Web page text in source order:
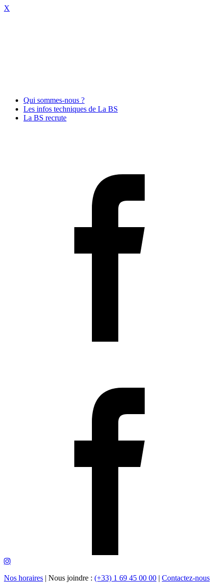
X
Qui sommes-nous ?
Les infos techniques de La BS
La BS recrute
Nos horaires | Nous joindre : (+33) 1 69 45 00 00 | Contactez-nous